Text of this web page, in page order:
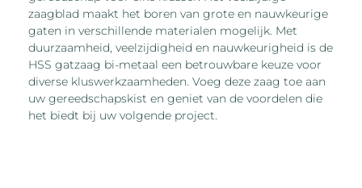
zaagblad maakt het boren van grote en nauwkeurige
gaten in verschillende materialen mogelijk. Met
duurzaamheid, veelzijdigheid en nauwkeurigheid is de
HSS gatzaag bi-metaal een betrouwbare keuze voor
diverse kluswerkzaamheden. Voeg deze zaag toe aan
uw gereedschapskist en geniet van de voordelen die
het biedt bij uw volgende project.